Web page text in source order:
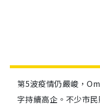
第5波疫情仍嚴峻，
字持續高企。不少市